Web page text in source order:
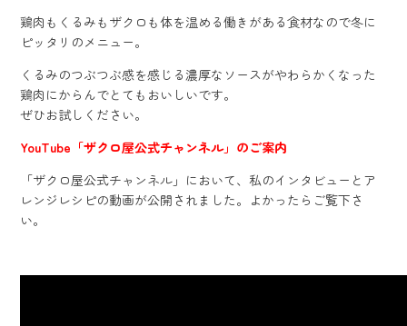
鶏肉もくるみもザクロも体を温める働きがある食材なので冬に
ピッタリのメニュー。
くるみのつぶつぶ感を感じる濃厚なソースがやわらかくなった
鶏肉にからんでとてもおいしいです。
ぜひお試しください。
YouTube「ザクロ屋公式チャンネル」のご案内
「ザクロ屋公式チャンネル」において、私のインタビューとア
レンジレシピの動画が公開されました。よかったらご覧下さ
い。